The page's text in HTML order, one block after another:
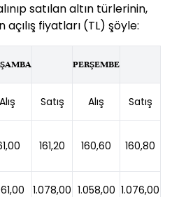
satılan altın türlerinin,
fiyatları (TL) şöyle:
PERŞEMBE
Alış Satış Alış Satış
161,20 160,60 160,80
1.078,00 1.058,00 1.076,00